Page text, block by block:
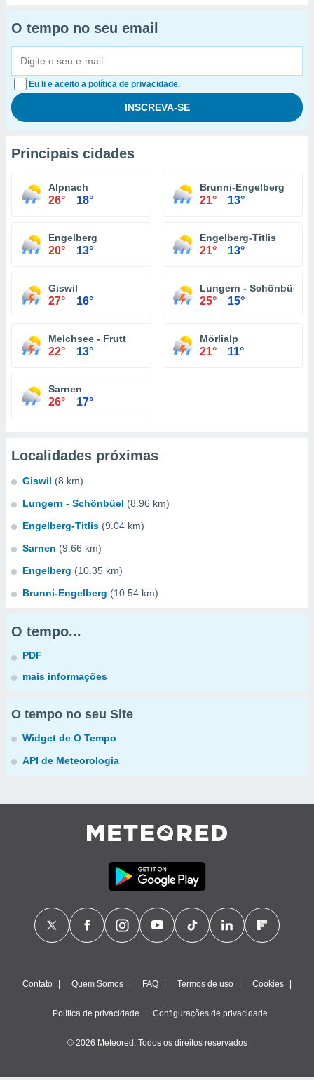
O tempo no seu email
Eu li e aceito a política de privacidade.
Principais cidades
Alpnach
26° 18°
Brunni-Engelberg
21° 13°
Engelberg
20° 13°
Engelberg-Titlis
21° 13°
Giswil
27° 16°
Lungern - Schönbüel
25° 15°
Melchsee - Frutt
22° 13°
Mörlialp
21° 11°
Sarnen
26° 17°
Localidades próximas
Giswil (8 km)
Lungern - Schönbüel (8.96 km)
Engelberg-Titlis (9.04 km)
Sarnen (9.66 km)
Engelberg (10.35 km)
Brunni-Engelberg (10.54 km)
O tempo...
PDF
mais informações
O tempo no seu Site
Widget de O Tempo
API de Meteorologia
Contato Quem Somos FAQ Termos de uso Cookies
Política de privacidade Configurações de privacidade
© 2026 Meteored. Todos os direitos reservados